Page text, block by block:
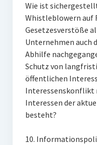
Wie ist
Whistleblowern auf
Gesetzesverstöße
Unternehmen auch
Abhilfe
Schutz von
öffentlichen
Interessenskonflikt
Interessen der
besteht?
10.